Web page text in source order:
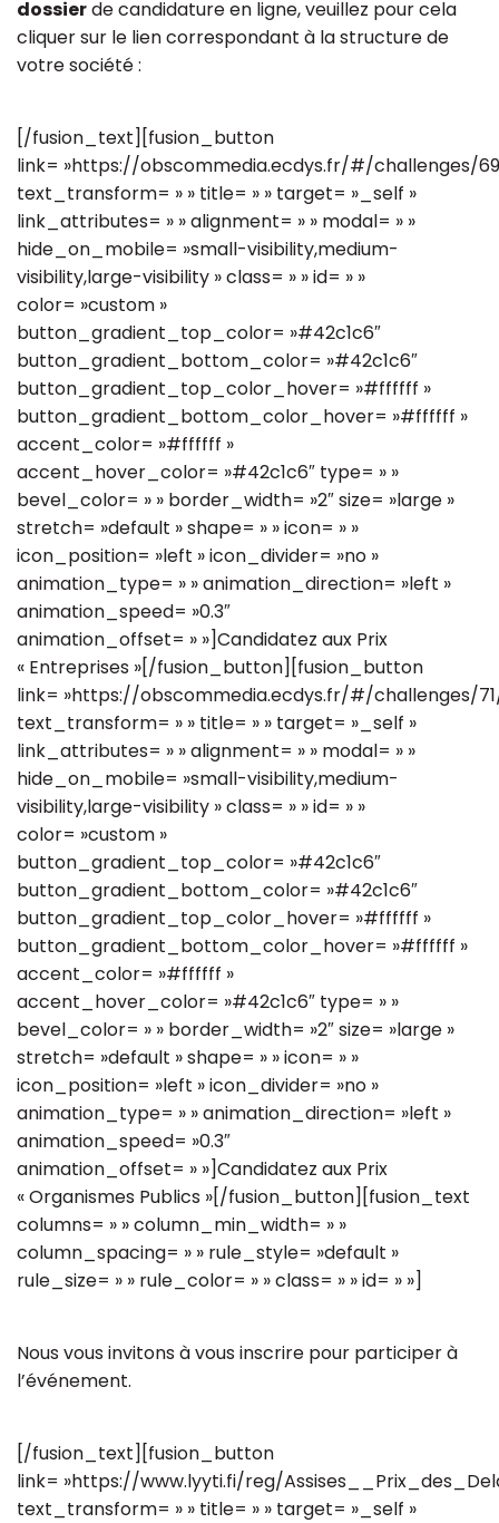
dossierde candidature en ligne, veuillez pour cela
cliquer sur le lien correspondant à la structure de
votre société :
[/fusion_text][fusion_button
link= »https://obscommedia.ecdys.fr/#/challenges/
text_transform= » » title= » » target= »_self »
link_attributes= » » alignment= » » modal= » »
hide_on_mobile= »small-visibility,medium-
visibility,large-visibility » class= » » id= » »
color= »custom »
button_gradient_top_color= »#42c1c6″
button_gradient_bottom_color= »#42c1c6″
button_gradient_top_color_hover= »#ffffff »
button_gradient_bottom_color_hover= »#ffffff »
accent_color= »#ffffff »
accent_hover_color= »#42c1c6″ type= » »
bevel_color= » » border_width= »2″ size= »large »
stretch= »default » shape= » » icon= » »
icon_position= »left » icon_divider= »no »
animation_type= » » animation_direction= »left »
animation_speed= »0.3″
animation_offset= » »]Candidatez aux Prix
« Entreprises »[/fusion_button][fusion_button
link= »https://obscommedia.ecdys.fr/#/challenges/
text_transform= » » title= » » target= »_self »
link_attributes= » » alignment= » » modal= » »
hide_on_mobile= »small-visibility,medium-
visibility,large-visibility » class= » » id= » »
color= »custom »
button_gradient_top_color= »#42c1c6″
button_gradient_bottom_color= »#42c1c6″
button_gradient_top_color_hover= »#ffffff »
button_gradient_bottom_color_hover= »#ffffff »
accent_color= »#ffffff »
accent_hover_color= »#42c1c6″ type= » »
bevel_color= » » border_width= »2″ size= »large »
stretch= »default » shape= » » icon= » »
icon_position= »left » icon_divider= »no »
animation_type= » » animation_direction= »left »
animation_speed= »0.3″
animation_offset= » »]Candidatez aux Prix
« Organismes Publics »[/fusion_button][fusion_text
columns= » » column_min_width= » »
column_spacing= » » rule_style= »default »
rule_size= » » rule_color= » » class= » » id= » »]
Nous vous invitons à vous inscrire pour participer à
l’événement.
[/fusion_text][fusion_button
link= »https://www.lyyti.fi/reg/
text_transform= » » title= » » target= »_self »